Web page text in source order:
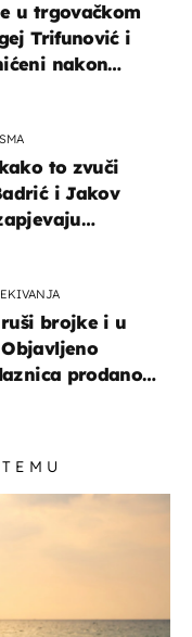
u trgovačkom
Trifunović i
nakon
to zvuči
i Jakov
brojke i u
prodano